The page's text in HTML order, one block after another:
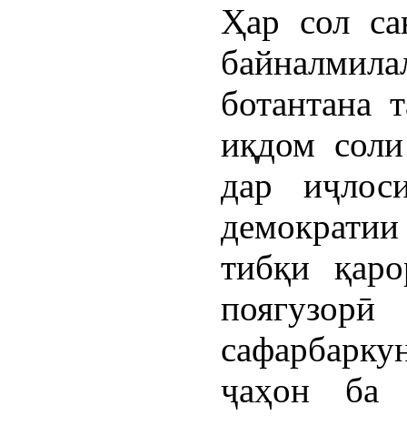
Ҳар сол
ботантана
иқдом
дар
тибқи
ҷаҳон ба